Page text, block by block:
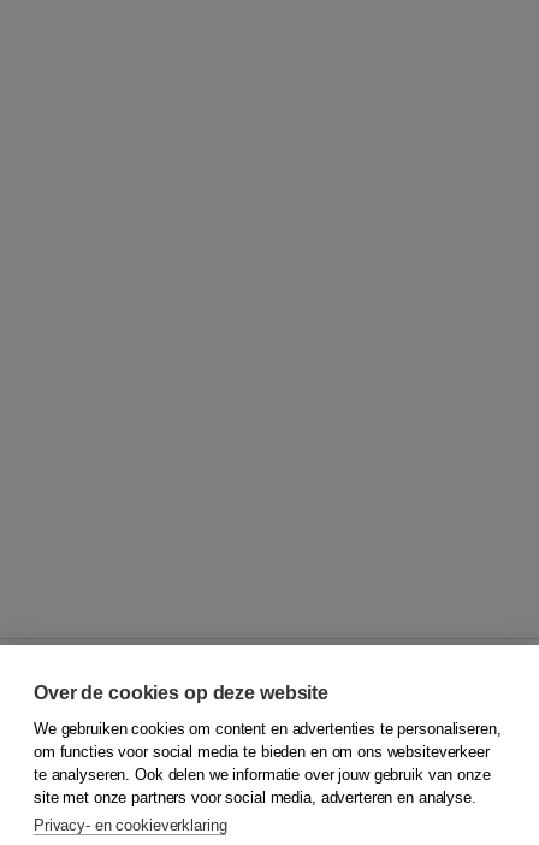
© 2026Koninklijke Boom uitgevers
Klantenservice
Service & informatie
Contact
Over de cookies op deze website
We gebruiken cookies om content en advertenties te personaliseren,
om functies voor social media te bieden en om ons websiteverkeer
te analyseren. Ook delen we informatie over jouw gebruik van onze
site met onze partners voor social media, adverteren en analyse.
Privacy- en cookieverklaring